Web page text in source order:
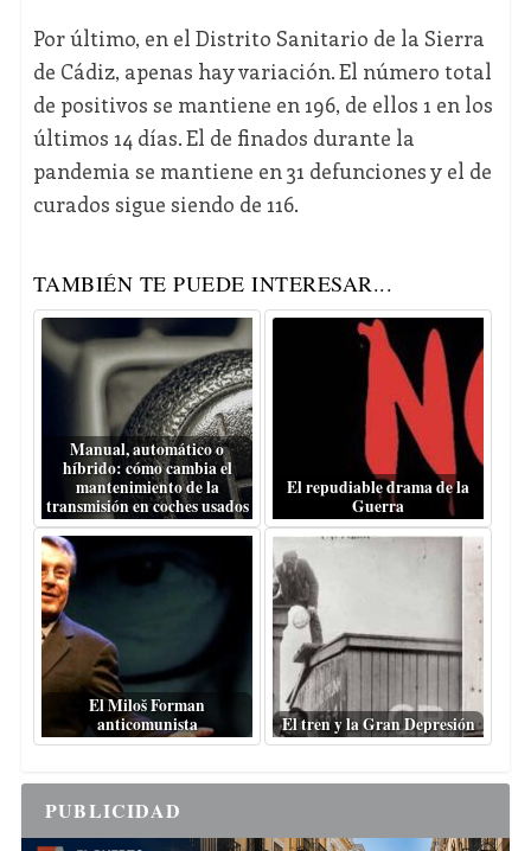
Por último, en el Distrito Sanitario de la Sierra
de Cádiz, apenas hay variación. El número total
de positivos se mantiene en 196, de ellos 1 en los
últimos 14 días. El de finados durante la
pandemia se mantiene en 31 defunciones y el de
curados sigue siendo de 116.
TAMBIÉN TE PUEDE INTERESAR...
Manual, automático o
híbrido: cómo cambia el
mantenimiento de la
transmisión en coches usados
El repudiable drama de la
Guerra
El Miloš Forman
anticomunista
El tren y la Gran Depresión
PUBLICIDAD